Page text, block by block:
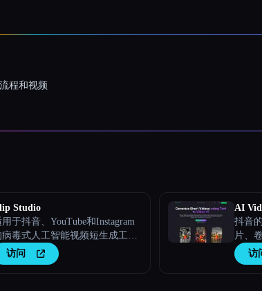
程和视频
Studio
用于抖音、YouTube和Instagram
病毒式人工智能视频短生成工
。毫不费力地创建病毒式视频。
访问
AI
抖音
片、
访